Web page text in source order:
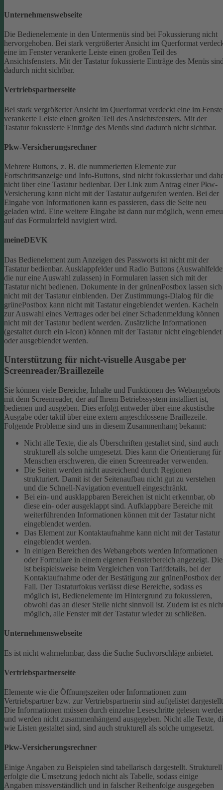
Unternehmenswebseite
Die Bedienelemente in den Untermenüs sind bei Fokussierung nicht
hervorgehoben. Bei stark vergrößerter Ansicht im Querformat
eine im Fenster verankerte Leiste einen großen Teil des
Ansichtsfensters. Mit der Tastatur fokussierte Einträge des Menüs
dadurch nicht sichtbar.
Vertriebspartnerseite
Bei stark vergrößerter Ansicht im Querformat verdeckt eine im
verankerte Leiste einen großen Teil des Ansichtsfensters. Mit der
Tastatur fokussierte Einträge des Menüs sind dadurch nicht sichtbar.
Pkw-Versicherungsrechner
Mehrere Buttons, z. B. die nummerierten Elemente zur
Fortschrittsanzeige und Info-Buttons, sind nicht fokussierbar und
nicht über eine Tastatur bedienbar. Der Link zum Antrag einer Pkw-
Versicherung kann nicht mit der Tastatur aufgerufen werden. Bei der
Eingabe von Informationen kann es passieren, dass die Seite neu
geladen wird. Eine weitere Eingabe ist dann nur möglich, wenn
auf das Formularfeld navigiert wird.
meineDEVK
Das Bedienelement zum Anzeigen des Passworts ist nicht mit der
Tastatur bedienbar. Ausklappfelder und Radio Buttons
die nur eine Auswahl zulassen) in Formularen lassen sich mit der
Tastatur nicht bedienen. Dokumente in der grünenPostbox lassen sich
nicht mit der Tastatur einblenden. Der Zustimmungs-Dialog für die
grünePostbox kann nicht mit Tastatur eingeblendet werden. Kacheln
zur Auswahl eines Vertrages oder bei einer Schadenmeldung können
nicht mit der Tastatur bedient werden. Zusätzliche Informationen
(gestaltet durch ein i-Icon) können mit der Tastatur nicht eingeblendet
oder ausgeblendet werden.
Unterstützung für nicht-visuelle Ausgabe per
Screenreader/Braillezeile
Sie können viele Bereiche, Inhalte und Funktionen des Webangebots
mit dem Screenreader, der auf Ihrem Betriebssystem installiert ist,
bedienen und ausgeben. Dies erfolgt entweder über eine akustische
Ausgabe oder taktil über eine extern angeschlossene Braillezeile.
Folgende Probleme sind uns in diesem Zusammenhang bekannt:
Nicht alle Texte, die als Überschriften gestaltet sind, sind auch
strukturell als solche umgesetzt. Dies kann die Orientierung für
Menschen erschweren, die einen Screenreader verwenden.
Die Seiten werden nicht ausreichend durch Regionen
strukturiert. Damit ist der Seitenaufbau nicht gut zu verstehen
und die Schnell-Navigation eventuell eingeschränkt.
Bei ein- und ausklappbaren Bereichen ist nicht erkennbar, ob
diese ein- oder ausgeklappt sind. Aufklappbare Bereiche mit
weiterführenden Informationen können mit der Tastatur nicht
eingeblendet werden.
Das Element zur Kontaktaufnahme kann nicht mit der Tastatur
eingeblendet werden.
In einigen Bereichen des Webangebots werden Informationen
oder Formulare in einem eigenen Fensterbereich angezeigt.
ist beispielsweise beim Vergleichen von Tarifdetails, bei der
Kontaktaufnahme oder der Bestätigung zur grünenPostbox der
Fall. Der Tastaturfokus verlässt diese Bereiche, sodass es
möglich ist, Bedienelemente im Hintergrund zu fokussieren,
obwohl das an dieser Stelle nicht sinnvoll ist. Zudem ist es
möglich, alle Fenster mit der Tastatur wieder zu schließen.
Unternehmenswebseite
Es ist nicht wahrnehmbar, dass die Suche Suchvorschläge anbietet.
Vertriebspartnerseite
Elemente wie die Öffnungszeiten oder Informationen zum
Vertriebspartner bzw. zur Vertriebspartnerin sind aufgelistet
Die Informationen müssen durch einzelne Leseschritte gelesen
und werden nicht zusammenhängend ausgegeben. Nicht alle Texte,
wie Listen gestaltet sind, sind auch strukturell als solche umgesetzt.
Pkw-Versicherungsrechner
Einige Angaben zu Beispielen sind tabellarisch dargestellt. Strukturell
erfolgte die Umsetzung jedoch nicht als Tabelle, sodass einige
Angaben missverständlich und in falscher Reihenfolge ausgegeben